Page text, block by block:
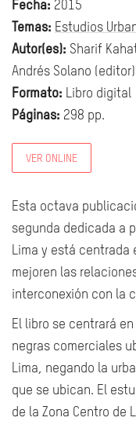
Fecha: 2015
Temas: Estudios
Autor(es): Sharif
Andrés Solano (editor)
Formato: Libro digital
Páginas: 298 pp.
VER ONLINE
Esta octava
segunda dedicada a
Lima y está centrada
mejoren las
interconexión con la
El libro se centrará
negras comerciales
Lima, negando la
que se ubican. El
de la Zona Centro de